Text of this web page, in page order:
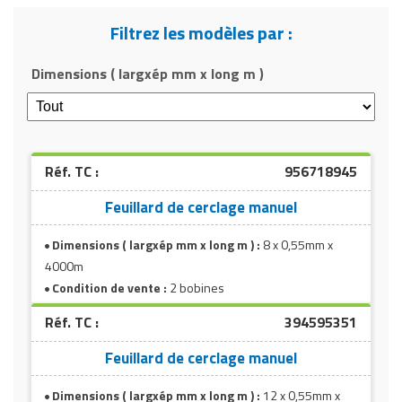
Rôtisserie professionnelle
Sautause professionnelle
Table de cuisson professionnelle
Tables de préparation réfrigérées
Ustensile de cuisine
Vaisselle restaurant
Vitrines réfrigérées
Filtrez les modèles par :
Dimensions ( largxép mm x long m )
Réf. TC : 956718945
Feuillard de cerclage manuel
Dimensions ( largxép mm x long m ) : 8 x 0,55mm x
4000m
Condition de vente : 2 bobines
Réf. TC : 394595351
Feuillard de cerclage manuel
Dimensions ( largxép mm x long m ) : 12 x 0,55mm x